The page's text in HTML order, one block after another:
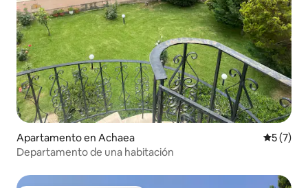
Apartamento en Achaea
5 (7)
Departamento de una habitación